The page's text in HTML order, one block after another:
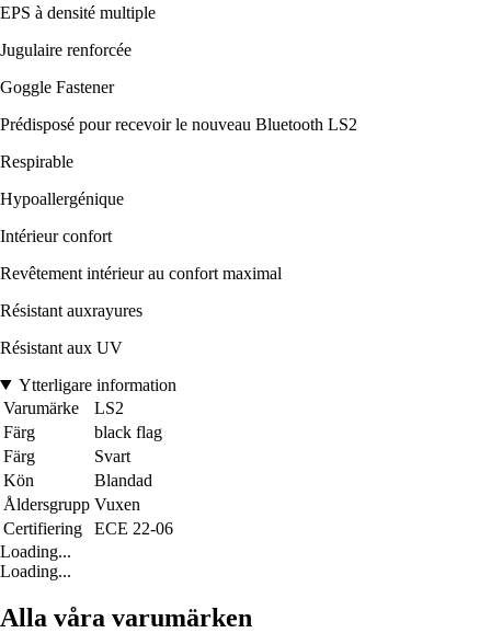
EPS à densité multiple
Jugulaire renforcée
Goggle Fastener
Prédisposé pour recevoir le nouveau Bluetooth LS2
Respirable
Hypoallergénique
Intérieur confort
Revêtement intérieur au confort maximal
Résistant auxrayures
Résistant aux UV
Ytterligare information
Varumärke
LS2
Färg
black flag
Färg
Svart
Kön
Blandad
Åldersgrupp Vuxen
Certifiering
ECE 22-06
Loading...
Loading...
Alla våra varumärken